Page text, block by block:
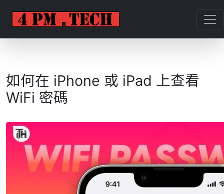
如何在 iPhone 或 iPad 上查看
WiFi 密碼